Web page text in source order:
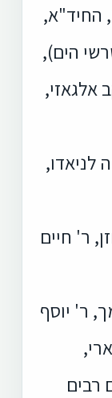
החיד"א,
הים),
אלגאזי,
לניאדו,
ר' חיים
ר' יוסף
רבים